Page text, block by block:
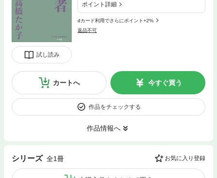
試し読み
ポイント詳細
dカード利用でさらにポイント+2%
返品不可
カートへ 今すぐ買う
作品をチェックする
作品情報へ
シリーズ 全1冊 お気に入り登録